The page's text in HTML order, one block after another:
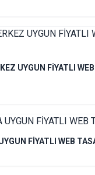
UYGUN FİYATLI
FİYATLI WEB